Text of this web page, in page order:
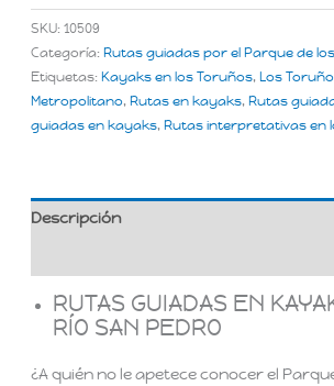
SKU: 10509
Categoría: Rutas guiadas por el Parque de
Etiquetas: Kayaks en los Toruños,Los
Metropolitano,Rutas en kayaks,Rutas
guiadas en kayaks,Rutas interpretativas en
Descripción
RUTAS GUIADAS EN
RÍO SAN PEDRO
¿A quién no le apetece conocer el